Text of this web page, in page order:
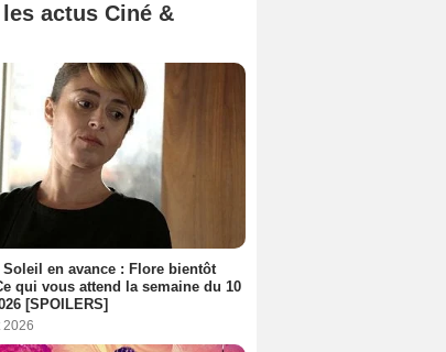
actus Ciné &
en avance : Flore bientôt
qui vous attend la semaine du 10
[SPOILERS]
2026